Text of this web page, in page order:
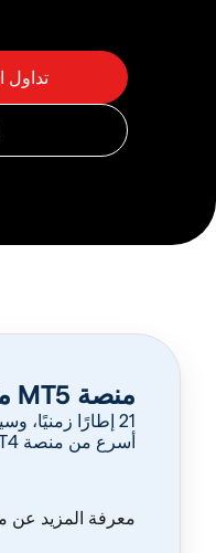
منصة MT5 متاحة الآن
أسرع من منصة MT4.